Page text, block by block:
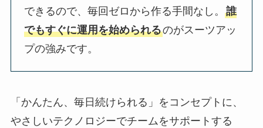
できるので、毎回ゼロから作る手間なし。誰
でもすぐに運用を始められるのがスーツアッ
プの強みです。
「かんたん、毎日続けられる」をコンセプトに、
やさしいテクノロジーでチームをサポートする